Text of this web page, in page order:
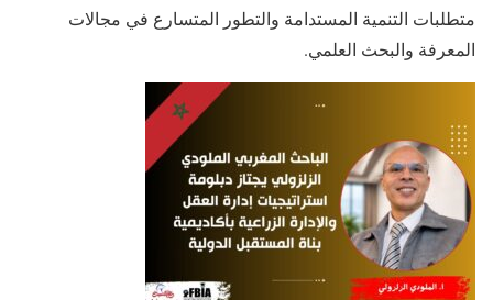
متطلبات التنمية المستدامة والتطور المتسارع في مجالات
المعرفة والبحث العلمي.